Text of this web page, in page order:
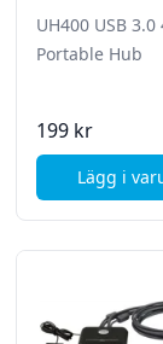
"Ej Kvitto på
UH400 USB 3.0
Portable Hub
199 kr
Lägg i ,